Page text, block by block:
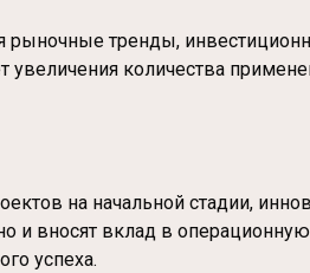
рыночные тренды,
количества
на начальной стадии,
и вносят вклад в операционную
успеха.